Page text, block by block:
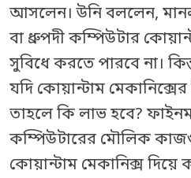
আসলেন। উনি বললেন,
বা ধ্রুপদী কম্পিউটার
সুবিধে করতে পারবে না।
যদি কোয়ান্টাম
তাহলে কি লাভ হবে?
কম্পিউটারের মৌলিক
কোয়ান্টাম মেকানিক্স দিয়ে